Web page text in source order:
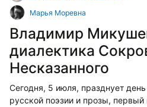
Марья Моревна
Владимир
диалектика
Несказанного
Сегодня, 5 июля, празднует
русской поэзии и прозы,